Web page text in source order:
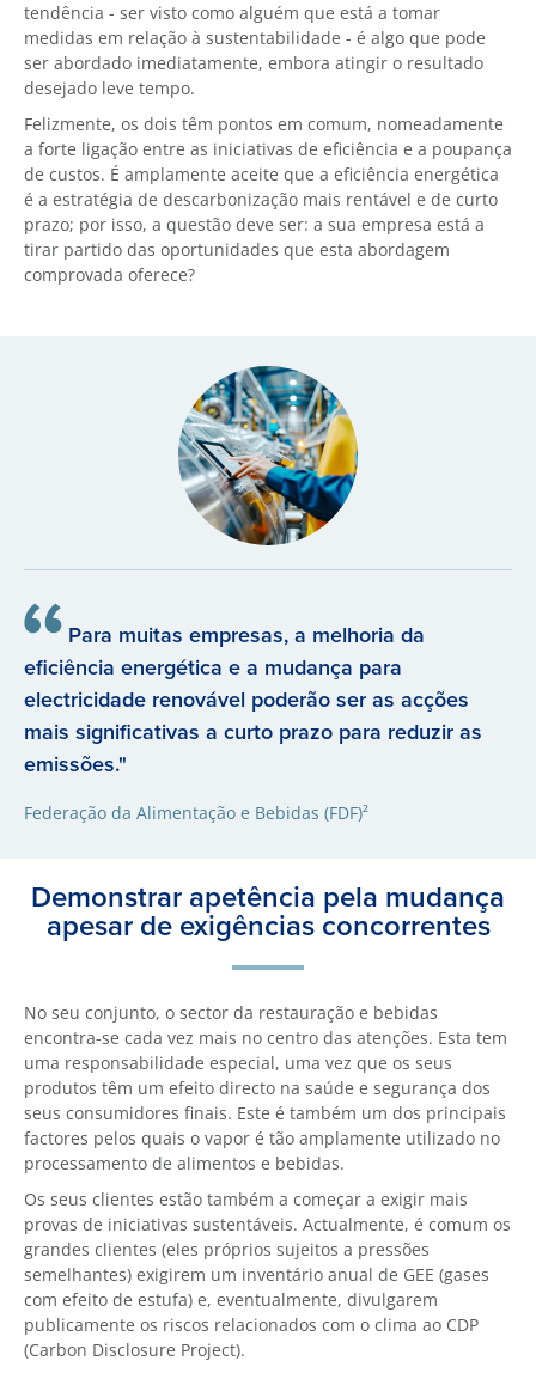
tendência - ser visto como alguém que está a tomar
medidas em relação à sustentabilidade - é algo que pode
ser abordado imediatamente, embora atingir o resultado
desejado leve tempo.
Felizmente, os dois têm pontos em comum, nomeadamente
a forte ligação entre as iniciativas de eficiência e a poupança
de custos. É amplamente aceite que a eficiência energética
é a estratégia de descarbonização mais rentável e de curto
prazo; por isso, a questão deve ser: a sua empresa está a
tirar partido das oportunidades que esta abordagem
comprovada oferece?
Para muitas empresas, a melhoria da
eficiência energética e a mudança para
electricidade renovável poderão ser as acções
mais significativas a curto prazo para reduzir as
emissões."
Federação da Alimentação e Bebidas (FDF)²
Demonstrar apetência pela mudança
apesar de exigências concorrentes
No seu conjunto, o sector da restauração e bebidas
encontra-se cada vez mais no centro das atenções. Esta tem
uma responsabilidade especial, uma vez que os seus
produtos têm um efeito directo na saúde e segurança dos
seus consumidores finais. Este é também um dos principais
factores pelos quais o vapor é tão amplamente utilizado no
processamento de alimentos e bebidas.
Os seus clientes estão também a começar a exigir mais
provas de iniciativas sustentáveis. Actualmente, é comum os
grandes clientes (eles próprios sujeitos a pressões
semelhantes) exigirem um inventário anual de GEE (gases
com efeito de estufa) e, eventualmente, divulgarem
publicamente os riscos relacionados com o clima ao CDP
(Carbon Disclosure Project).